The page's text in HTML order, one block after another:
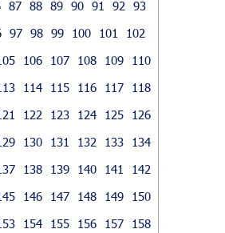
87 88 89 90 91 92
93
97 98 99 100 101
102
106 107 108 109
110
114 115 116 117
118
122 123 124 125
126
130 131 132 133
134
138 139 140 141
142
146 147 148 149
150
154 155 156 157
158